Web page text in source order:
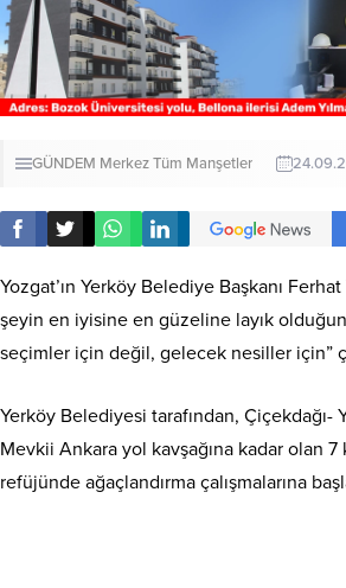
GÜNDEM MerkezTüm Manşetler
Yozgat’ın Yerköy Belediye Başkanı
şeyin en iyisine en güzeline layık
seçimler için değil, gelecek nesiller için”
Yerköy Belediyesi tarafından, Çiçekdağı-
Mevkii Ankara yol kavşağına kadar olan
refüjünde ağaçlandırma çalışmalarına